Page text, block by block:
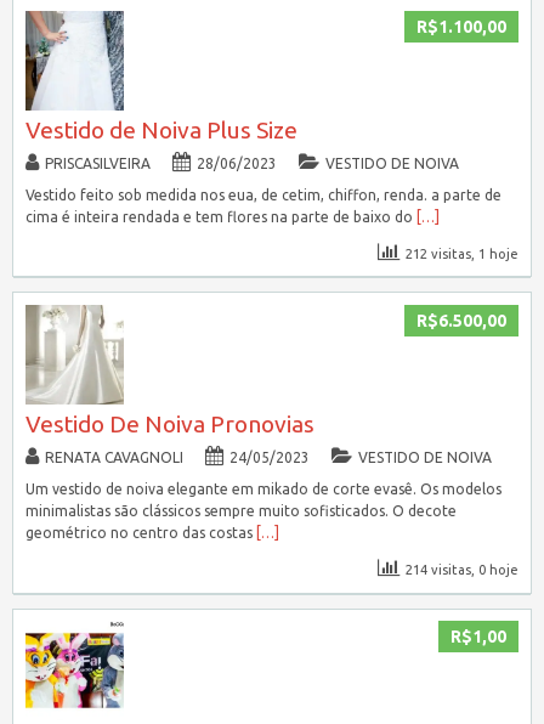
R$1.100,00
Vestido de Noiva Plus Size
PRISCASILVEIRA 28/06/2023
VESTIDO DE NOIVA
Vestido feito sob medida nos eua, de cetim, chiffon, renda. a parte de
cima é inteira rendada e tem flores na parte de baixo do […]
212 visitas, 1 hoje
R$6.500,00
Vestido De Noiva Pronovias
RENATA CAVAGNOLI 24/05/2023
VESTIDO DE NOIVA
Um vestido de noiva elegante em mikado de corte evasê. Os modelos
minimalistas são clássicos sempre muito sofisticados. O decote
geométrico no centro das costas […]
214 visitas, 0 hoje
R$1,00